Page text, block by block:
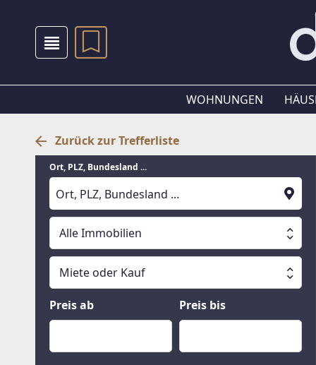
WOHNUNGEN
Zurück zur Trefferliste
Ort, PLZ, Bundesland ...
Suche läuft
Alle Immobilien
Alle Immobilien
Häuser
Grund und Boden
Miete oder Kauf
Miete oder Kauf
Kauf
Preis ab Preis bis